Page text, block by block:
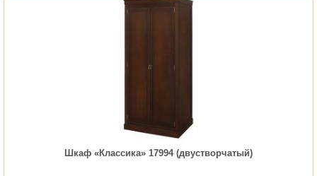
Шкаф «Классика» 17994 (двустворчатый)